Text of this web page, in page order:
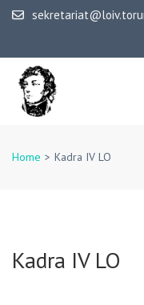
Skip
content
(Press
Enter)
Home > Kadra IV LO
Kadra IV LO